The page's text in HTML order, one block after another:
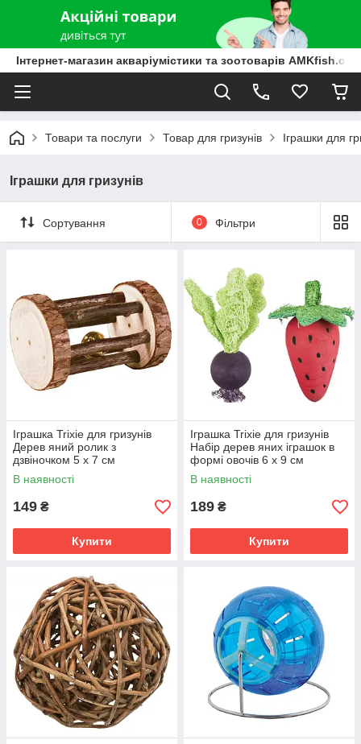
Інтернет-магазин акваріумістики та зоотоварів AMKfish.com
Товари та послуги Товар для гризунів Іграшки для
Іграшки для гризунів
Сортування 0 Фільтри
Іграшка Trixie для гризунів
Дерев яний ролик з
дзвіночком 5 х 7 см
В наявності
149 ₴
Купити
Іграшка Trixie для гризунів
Набір дерев яних іграшок в
формі овочів 6 х 9 см
В наявності
189 ₴
Купити